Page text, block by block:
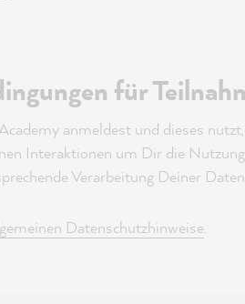
für
anmeldest und dieses
Interaktionen um Dir die
Verarbeitung Deiner
Datenschutzhinweise.